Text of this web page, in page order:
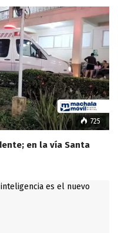
725
en la vía Santa